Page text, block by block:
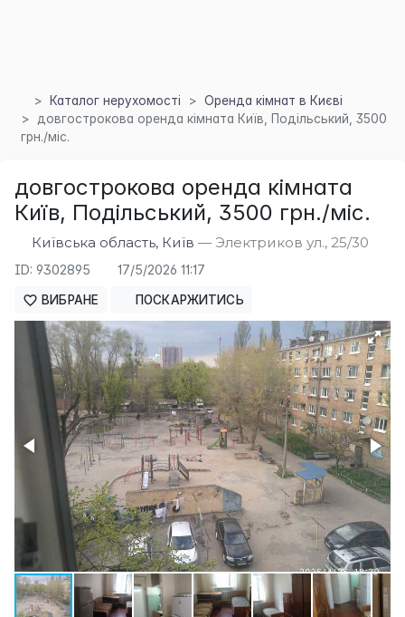
Каталог нерухомості
Оренда кімнат в Києві
довгострокова оренда кімната Київ, Подільський, 3500
грн./міс.
довгострокова оренда кімната
Київ, Подільський, 3500 грн./міс.
Київська область, Київ — Электриков ул., 25/30
ID: 9302895 17/5/2026 11:17
ВИБРАНЕ ПОСКАРЖИТИСЬ